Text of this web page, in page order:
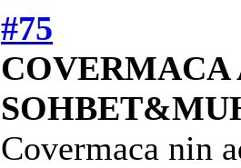
#75
COVERMACA
Covermaca nin